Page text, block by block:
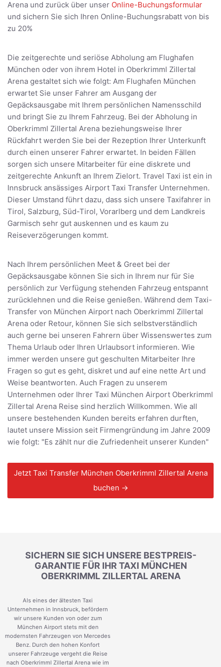
Arena und zurück über unser Online-Buchungsformular
und sichern Sie sich Ihren Online-Buchungsrabatt von bis
zu 20%
Die zeitgerechte und seriöse Abholung am Flughafen
München oder von ihrem Hotel in Oberkrimml Zillertal
Arena gestaltet sich wie folgt: Am Flughafen München
erwartet Sie unser Fahrer am Ausgang der
Gepäcksausgabe mit Ihrem persönlichen Namensschild
und bringt Sie zu Ihrem Fahrzeug. Bei der Abholung in
Oberkrimml Zillertal Arena beziehungsweise Ihrer
Rückfahrt werden Sie bei der Rezeption Ihrer Unterkunft
durch einen unserer Fahrer erwartet. In beiden Fällen
sorgen sich unsere Mitarbeiter für eine diskrete und
zeitgerechte Ankunft an Ihrem Zielort. Travel Taxi ist ein in
Innsbruck ansässiges Airport Taxi Transfer Unternehmen.
Dieser Umstand führt dazu, dass sich unsere Taxifahrer in
Tirol, Salzburg, Süd-Tirol, Vorarlberg und dem Landkreis
Garmisch sehr gut auskennen und es kaum zu
Reiseverzögerungen kommt.
Nach Ihrem persönlichen Meet & Greet bei der
Gepäcksausgabe können Sie sich in Ihrem nur für Sie
persönlich zur Verfügung stehenden Fahrzeug entspannt
zurücklehnen und die Reise genießen. Während dem Taxi-
Transfer von München Airport nach Oberkrimml Zillertal
Arena oder Retour, können Sie sich selbstverständlich
auch gerne bei unseren Fahrern über Wissenswertes zum
Thema Urlaub oder Ihren Urlaubsort informieren. Wie
immer werden unsere gut geschulten Mitarbeiter Ihre
Fragen so gut es geht, diskret und auf eine nette Art und
Weise beantworten. Auch Fragen zu unserem
Unternehmen oder Ihrer Taxi München Airport Oberkrimml
Zillertal Arena Reise sind herzlich Willkommen. Wie all
unsere bestehenden Kunden bereits erfahren durften,
lautet unsere Mission seit Firmengründung im Jahre 2009
wie folgt: "Es zählt nur die Zufriedenheit unserer Kunden"
Jetzt Taxi Transfer München Oberkrimml Zillertal Arena
buchen →
SICHERN SIE SICH UNSERE BESTPREIS-
GARANTIE FÜR IHR TAXI MÜNCHEN
OBERKRIMML ZILLERTAL ARENA
Als eines der ältesten Taxi
Unternehmen in Innsbruck, befördern
wir unsere Kunden von oder zum
München Airport stets mit den
modernsten Fahrzeugen von Mercedes
Benz. Durch den hohen Konfort
unserer Fahrzeuge vergeht die Reise
nach Oberkrimml Zillertal Arena wie im